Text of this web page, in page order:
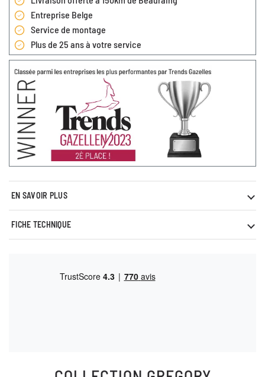
Entreprise Belge
Service de montage
Plus de 25 ans à votre service
EN SAVOIR PLUS
FICHE TECHNIQUE